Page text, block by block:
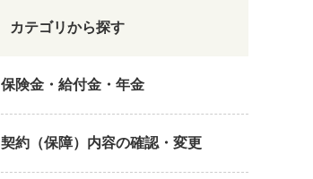
カテゴリから探す
保険金・給付金・年金
契約（保障）内容の確認・変更